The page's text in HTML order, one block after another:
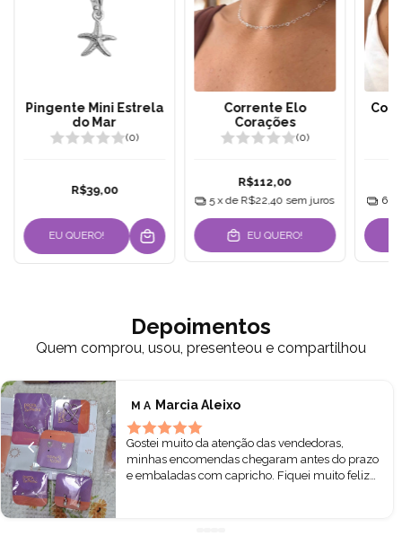
Pingente Mini Estrela
do Mar
(0)
R$39,00
EU QUERO!
Corrente Elo
Corações
(0)
R$112,00
5 x de R$22,40 sem juros
EU QUERO!
6
Depoimentos
Quem comprou, usou, presenteou e compartilhou
M A Marcia Aleixo
Gostei muito da atenção das vendedoras,
minhas encomendas chegaram antes do prazo
e embaladas com capricho. Fiquei muito feliz